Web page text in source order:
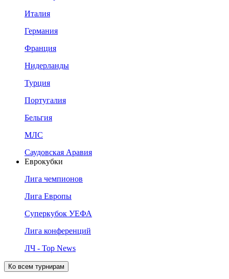
Италия
Германия
Франция
Нидерланды
Турция
Португалия
Бельгия
МЛС
Саудовская Аравия
Еврокубки
Лига чемпионов
Лига Европы
Суперкубок УЕФА
Лига конференций
ЛЧ - Top News
Ко всем турнирам